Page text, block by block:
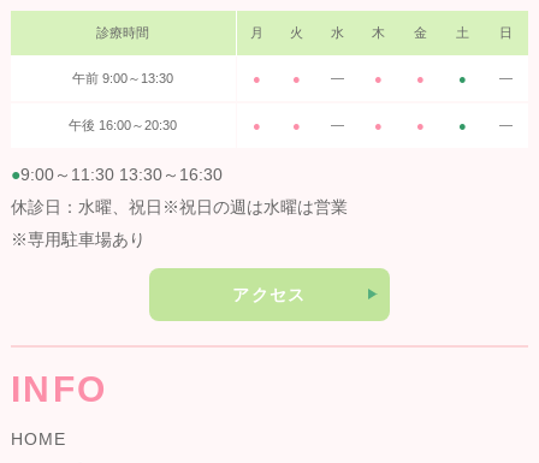
診療時間 月 火 水 木 金 土 日
午前 9:00～13:30 ● ● ― ● ● ● ―
午後 16:00～20:30 ● ● ― ● ● ● ―
●9:00～11:30 13:30～16:30
休診日：水曜、祝日※祝日の週は水曜は営業
※専用駐車場あり
アクセス
INFO
HOME